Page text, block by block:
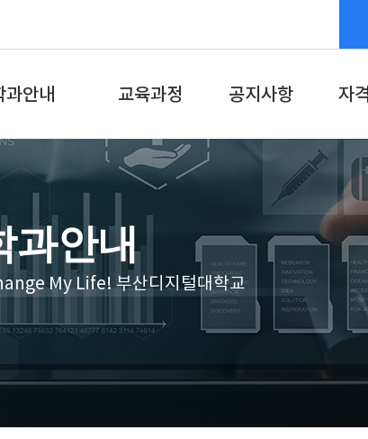
과안내
학과소개
역량 소개
교수소개
교육과정
교육과정
학과로드맵
비교과교육과정
공지사항
학과·학교공지
자
국
민간
소
과안내
My Life! 부산디지털대학교